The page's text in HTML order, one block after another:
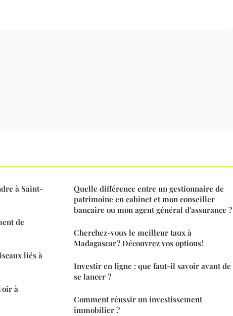
à Saint-
de
liés à
à
Quelle différence entre un gestionnaire de
patrimoine en cabinet et mon conseiller
bancaire ou mon agent général d'assurance ?
Cherchez-vous le meilleur taux à
Madagascar ? Découvrez vos options !
Investir en ligne : que faut-il savoir avant de
se lancer ?
Comment réussir un investissement
immobilier ?